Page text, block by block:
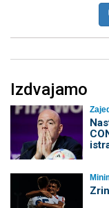
Izdvajamo